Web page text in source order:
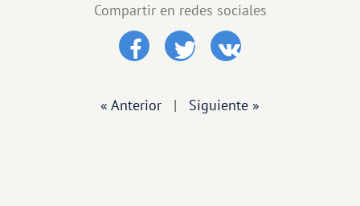
Compartir en redes sociales
« Anterior | Siguiente »